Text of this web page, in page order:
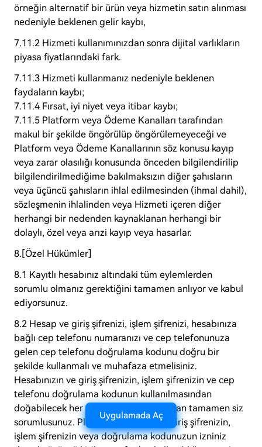
örneğin alternatif bir ürün veya hizmetin satın alınması
nedeniyle beklenen gelir kaybı,
7.11.2 Hizmeti kullanımınızdan sonra dijital varlıkların
piyasa fiyatlarındaki fark.
7.11.3 Hizmeti kullanmanız nedeniyle beklenen
faydaların kaybı;
7.11.4 Fırsat, iyi niyet veya itibar kaybı;
7.11.5 Platform veya Ödeme Kanalları tarafından
makul bir şekilde öngörülüp öngörülemeyeceği ve
Platform veya Ödeme Kanallarının söz konusu kayıp
veya zarar olasılığı konusunda önceden bilgilendirilip
bilgilendirilmediğime bakılmaksızın diğer şahısların
veya üçüncü şahısların ihlal edilmesinden (ihmal dahil),
sözleşmenin ihlalinden veya Hizmeti içeren diğer
herhangi bir nedenden kaynaklanan herhangi bir
dolaylı, özel veya arızi kayıp veya hasarlar.
8.[Özel Hükümler]
8.1 Kayıtlı hesabınız altındaki tüm eylemlerden
sorumlu olmanız gerektiğini tamamen anlıyor ve kabul
ediyorsunuz.
8.2 Hesap ve giriş şifrenizi, işlem şifrenizi, hesabınıza
bağlı cep telefonu numaranızı ve cep telefonunuza
gelen cep telefonu doğrulama kodunu doğru bir
şekilde kullanmalı ve muhafaza etmelisiniz.
Hesabınızın ve giriş şifrenizin, işlem şifrenizin ve cep
telefonu doğrulama kodunun kullanılmasından
doğabilecek her türlü eylem ve sonuçtan tamamen siz
sorumlusunuz. Platform hesabınızın, giriş şifrenizin,
işlem şifrenizin veya doğrulama kodunuzun izniniz
Uygulamada Aç